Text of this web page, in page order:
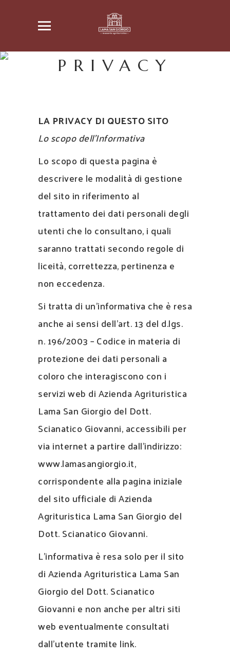
PRIVACY
LA PRIVACY DI QUESTO SITO
Lo scopo dell’Informativa
Lo scopo di questa pagina è
descrivere le modalità di gestione
del sito in riferimento al
trattamento dei dati personali degli
utenti che lo consultano, i quali
saranno trattati secondo regole di
liceità, correttezza, pertinenza e
non eccedenza.
Si tratta di un’informativa che è resa
anche ai sensi dell’art. 13 del d.lgs.
n. 196/2003 – Codice in materia di
protezione dei dati personali a
coloro che interagiscono con i
servizi web di Azienda Agrituristica
Lama San Giorgio del Dott.
Scianatico Giovanni, accessibili per
via internet a partire dall’indirizzo:
www.lamasangiorgio.it,
corrispondente alla pagina iniziale
del sito ufficiale di Azienda
Agrituristica Lama San Giorgio del
Dott. Scianatico Giovanni.
L’informativa è resa solo per il sito
di Azienda Agrituristica Lama San
Giorgio del Dott. Scianatico
Giovanni e non anche per altri siti
web eventualmente consultati
dall’utente tramite link.